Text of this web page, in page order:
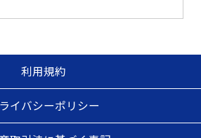
利用規約
イバシーポリシー